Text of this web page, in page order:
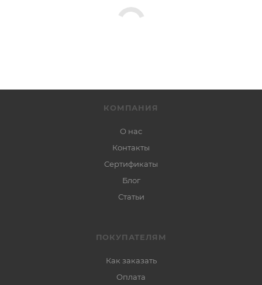
КОМПАНИЯ
О нас
Контакты
Сертификаты
Блог
Статьи
ПОКУПАТЕЛЯМ
Как заказать
Оплата